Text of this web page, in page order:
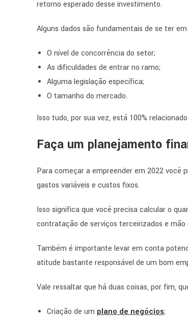
retorno esperado desse investimento.
Alguns dados são fundamentais de se ter
O nível de concorrência do setor;
As dificuldades de entrar no ramo;
Alguma legislação específica;
O tamanho do mercado.
Isso tudo, por sua vez, está 100%
Faça um planejamento
Para começar a empreender em 2022 você
gastos variáveis e custos fixos.
Isso significa que você precisa calcular o
contratação de serviços terceirizados e mão
Também é importante levar em conta
atitude bastante responsável de um bom
Vale ressaltar que há duas coisas, por fim,
Criação de um plano de negócios;